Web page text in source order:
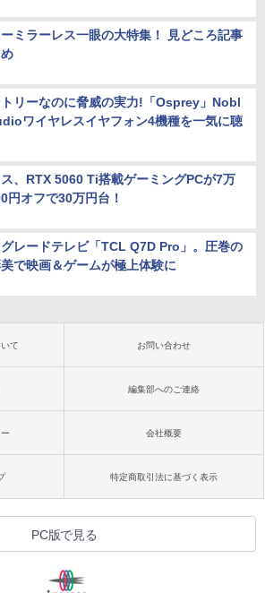
ミラーレス一眼の大特集！ 見どころ記事
リーなのに脅威の実力!「Osprey」Nobl
ワイヤレスイヤフォン4機種を一気に聴
、RTX 5060 Ti搭載ゲーミングPCが7万
円オフで30万円台！
レードテレビ「TCL Q7D Pro」。圧巻の
で映画＆ゲームが極上体験に
て お問い合わせ
編集部へのご連絡
会社概要
特定商取引法に基づく表示
PC版で見る